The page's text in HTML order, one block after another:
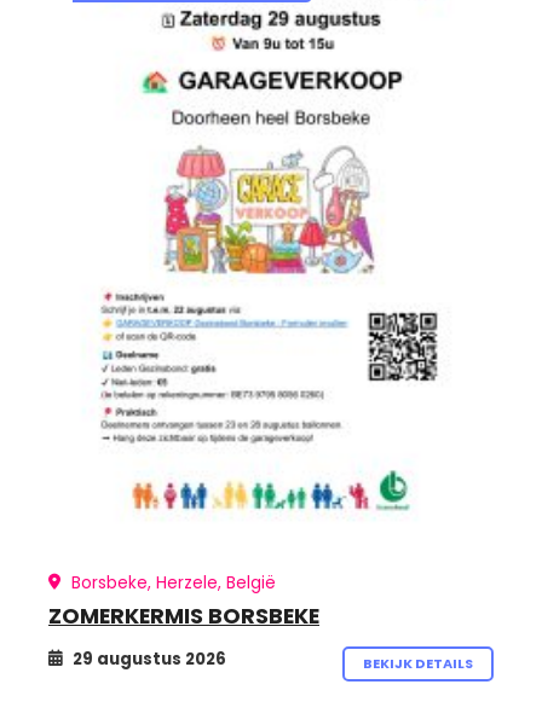
Borsbeke, Herzele, België
ZOMERKERMIS BORSBEKE
29 augustus 2026 BEKIJK DETAILS